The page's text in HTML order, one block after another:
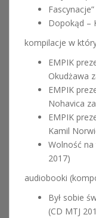
Dopokąd –
kompilacje w
EMPIK
Okudżawa
EMPIK
Nohavica
EMPIK
Kamil
Wolność na
2017)
audiobooki
Był sobie
(CD MTJ